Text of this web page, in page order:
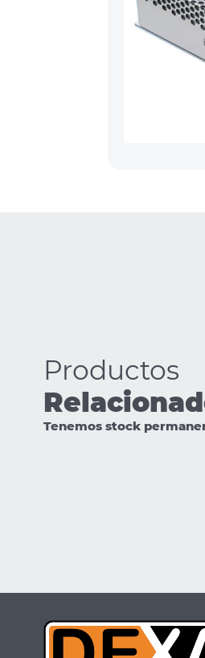
Productos
Tenemos stock
FDRI 12V2000